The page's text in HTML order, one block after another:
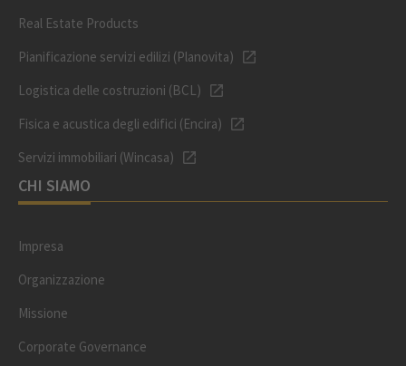
Real Estate Products
Pianificazione servizi edilizi (Planovita)
Logistica delle costruzioni (BCL)
Fisica e acustica degli edifici (Encira)
Servizi immobiliari (Wincasa)
CHI SIAMO
Impresa
Organizzazione
Missione
Corporate Governance